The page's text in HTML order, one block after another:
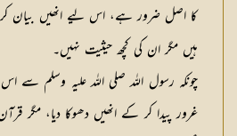
کا اصل ضرور ہے، اس لیے انھیں بیان
ہیں مگر ان کی کچھ حیثیت نہیں۔
چونکہ رسول اللہ صلی اللہ علیہ وسلم
غرور پیدا کر کے انھیں دھوکا دیا، مگر